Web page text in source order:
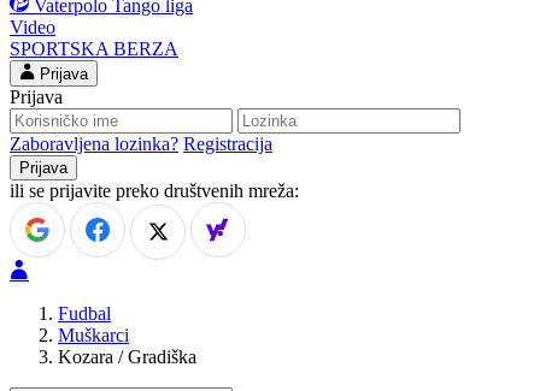
Vaterpolo Tango liga
Video
SPORTSKA BERZA
Prijava
Prijava
Zaboravljena lozinka? Registracija
ili se prijavite preko društvenih mreža:
Fudbal
Muškarci
Kozara / Gradiška